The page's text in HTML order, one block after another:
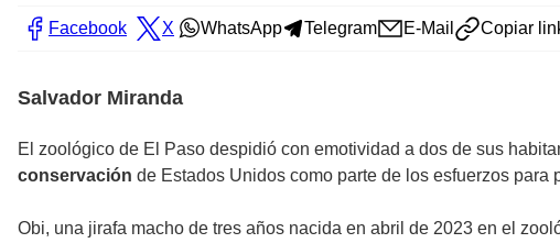
Facebook X WhatsApp Telegram E-Mail Copiar
Salvador Miranda
El zoológico de El Paso despidió con emotividad a dos de sus
conservación de Estados Unidos como parte de los esfuerzos
Obi, una jirafa macho de tres años nacida en abril de 2023 en el